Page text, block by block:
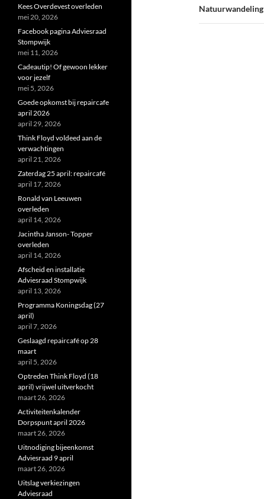
Natuurwandeling
Kees Overdevest overleden
mei 20, 2026
Facebook pagina Adviesraad
Stompwijk
mei 11, 2026
Cadeautip! Of gewoon lekker
voor jezelf
mei 5, 2026
Goede opkomst bij repaircafe
april 2026
april 29, 2026
Think Floyd voldeed aan de
verwachtingen
april 21, 2026
Zaterdag 25 april: repaircafé
april 17, 2026
Ronald van Leeuwen
overleden
april 14, 2026
Jacintha Janson- Topper
overleden
april 14, 2026
Afscheid en installatie
Adviesraad Stompwijk
april 13, 2026
Programma Koningsdag (27
april)
april 7, 2026
Geslaagd repaircafé op 28
maart
april 5, 2026
Optreden Think Floyd (18
april) vrijwel uitverkocht
maart 26, 2026
Activiteitenkalender
Dorpspunt april 2026
maart 26, 2026
Uitnodiging bijeenkomst
Adviesraad 9 april
maart 26, 2026
Uitslag verkiezingen
Adviesraad